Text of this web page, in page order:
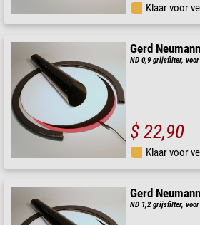
Klaar voor
Gerd
ND 0,9 grijsfilter,
$ 22,90
Klaar voor
Gerd
ND 1,2 grijsfilter,